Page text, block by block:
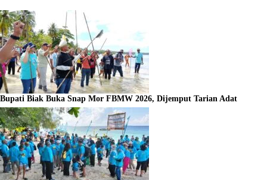
Bupati Biak Buka Snap Mor FBMW 2026, Dijemput Tarian Adat